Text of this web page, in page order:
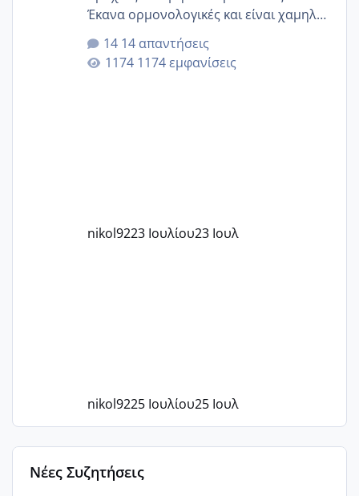
Έκανα ορμονολογικές και είναι χαμηλή
για την ηλικία μου.. Είχα ήδη μια
εγκυμοσύνη, που έπρεπε να τερματιστεί
στην 27η εβδομάδα και προσπαθώ 7
14 απαντήσεις
1174 εμφανίσεις
nikol9223 Ιουλίου23 Ιουλ
nikol9225 Ιουλίου25 Ιουλ
Νέες Συζητήσεις